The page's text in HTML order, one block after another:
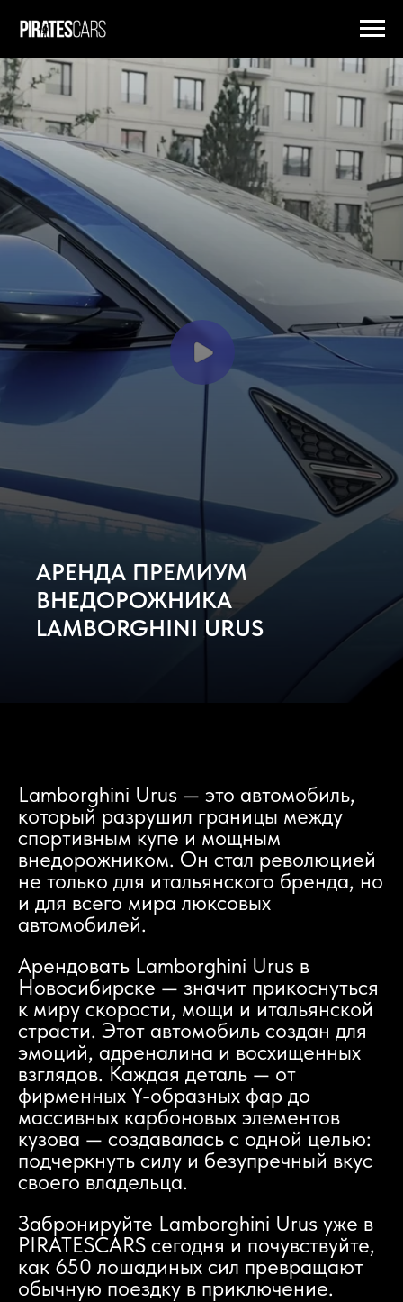
АРЕНДА ПРЕМИУМ
ВНЕДОРОЖНИКА
LAMBORGHINI URUS
Lamborghini Urus — это автомобиль,
который разрушил границы между
спортивным купе и мощным
внедорожником. Он стал революцией
не только для итальянского бренда, но
и для всего мира люксовых
автомобилей.
Арендовать Lamborghini Urus в
Новосибирске — значит прикоснуться
к миру скорости, мощи и итальянской
страсти. Этот автомобиль создан для
эмоций, адреналина и восхищенных
взглядов. Каждая деталь — от
фирменных Y-образных фар до
массивных карбоновых элементов
кузова — создавалась с одной целью:
подчеркнуть силу и безупречный вкус
своего владельца.
Забронируйте Lamborghini Urus уже в
PIRATESCARS сегодня и почувствуйте,
как 650 лошадиных сил превращают
обычную поездку в приключение.